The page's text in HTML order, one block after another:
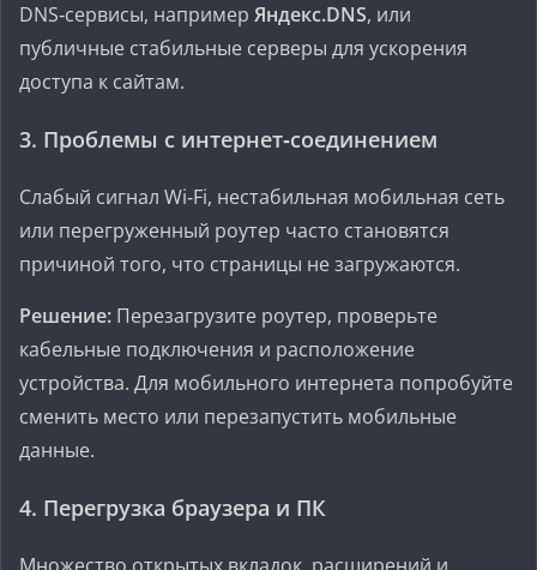
DNS‑сервисы, например Яндекс.DNS, или
публичные стабильные серверы для ускорения
доступа к сайтам.
3. Проблемы с интернет‑соединением
Слабый сигнал Wi‑Fi, нестабильная мобильная сеть
или перегруженный роутер часто становятся
причиной того, что страницы не загружаются.
Решение: Перезагрузите роутер, проверьте
кабельные подключения и расположение
устройства. Для мобильного интернета попробуйте
сменить место или перезапустить мобильные
данные.
4. Перегрузка браузера и ПК